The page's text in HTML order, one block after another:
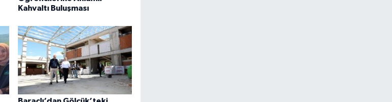
Kahvaltı Buluşması